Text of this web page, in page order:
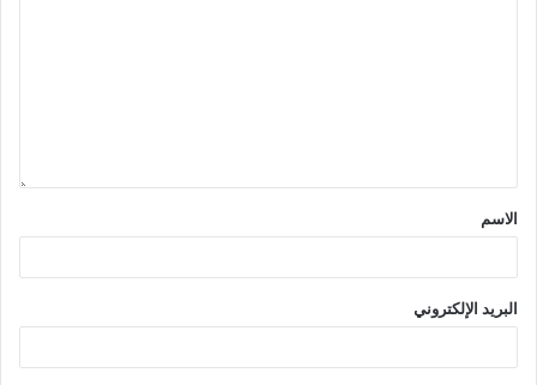
الاسم
البريد الإلكتروني